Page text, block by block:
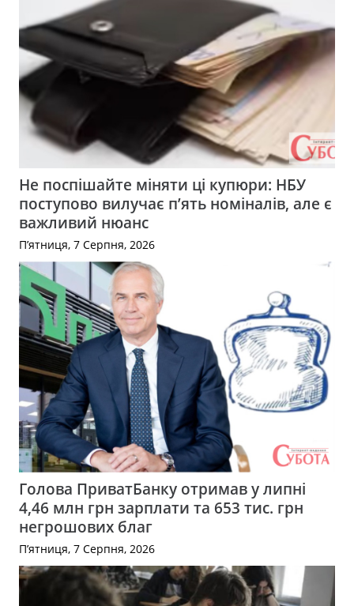
Не поспішайте міняти ці купюри: НБУ
поступово вилучає п’ять номіналів, але є
важливий нюанс
П’ятниця, 7 Серпня, 2026
Голова ПриватБанку отримав у липні
4,46 млн грн зарплати та 653 тис. грн
негрошових благ
П’ятниця, 7 Серпня, 2026